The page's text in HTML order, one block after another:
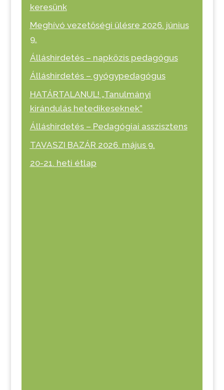
keresünk
Meghívó vezetőségi ülésre 2026. június
9.
Álláshirdetés – napközis pedagógus
Álláshirdetés – gyógypedagógus
HATÁRTALANUL! „Tanulmányi
kirándulás hetedikeseknek”
Álláshirdetés – Pedagógiai asszisztens
TAVASZI BAZÁR 2026. május 9.
20-21. heti étlap